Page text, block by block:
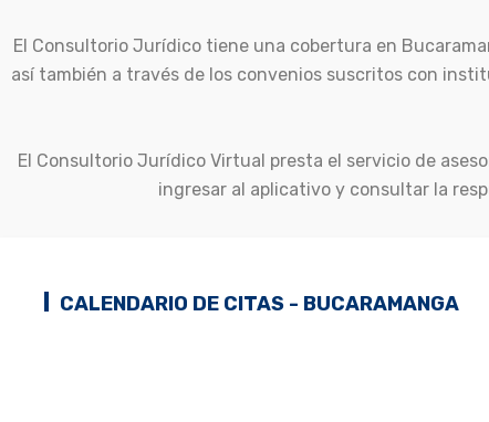
El Consultorio Jurídico tiene una cobertura en
así también a través de los convenios suscritos con
El Consultorio Jurídico Virtual presta el servicio de
ingresar al aplicativo y consultar la
CALENDARIO DE CITAS - BUCARAMANGA